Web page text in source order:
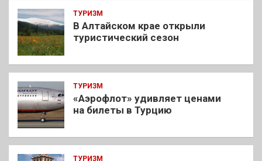
ТУРИЗМ
В Алтайском крае открыли
туристический сезон
ТУРИЗМ
«Аэрофлот» удивляет ценами
на билеты в Турцию
ТУРИЗМ